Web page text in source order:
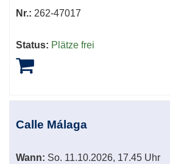
Nr.: 262-47017
Status: Plätze frei
Calle Málaga
Wann: So. 11.10.2026, 17.45 Uhr